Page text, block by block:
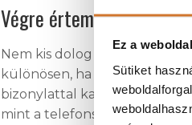
Ez a
Sütiket
Végre értem a
Nem kis dolog a Heuréka!-
különösen, ha egy olyan
bizonylattal kapcsolatban
mint a telefonszámla. Elvileg